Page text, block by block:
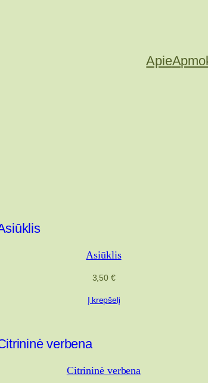
Apie
Asiūklis
3,50 €
Į krepšelį
Citrininė verbena